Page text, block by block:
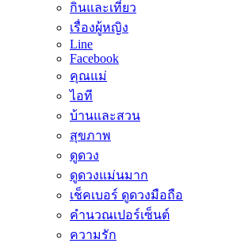
กินและเที่ยว
เรื่องผู้หญิง
Line
Facebook
คุณแม่
ไอที
บ้านและสวน
สุขภาพ
ดูดวง
ดูดวงแม่นมาก
เช็คเบอร์ ดูดวงมือถือ
คำนวณเปอร์เซ็นต์
ความรัก